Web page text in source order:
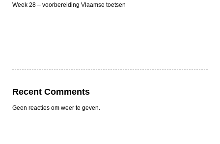
Week 28 – voorbereiding Vlaamse toetsen
Recent Comments
Geen reacties om weer te geven.